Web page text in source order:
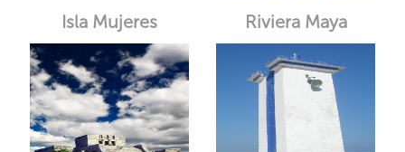
Isla Mujeres Riviera Maya